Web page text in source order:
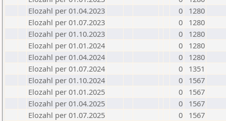
Elozahl per 01.04.2023
0
1280
Elozahl per 01.07.2023
0
1280
Elozahl per 01.10.2023
0
1280
Elozahl per 01.01.2024
0
1280
Elozahl per 01.04.2024
0
1280
Elozahl per 01.07.2024
0
1351
Elozahl per 01.10.2024
0
1567
Elozahl per 01.01.2025
0
1567
Elozahl per 01.04.2025
0
1567
Elozahl per 01.07.2025
0
1567